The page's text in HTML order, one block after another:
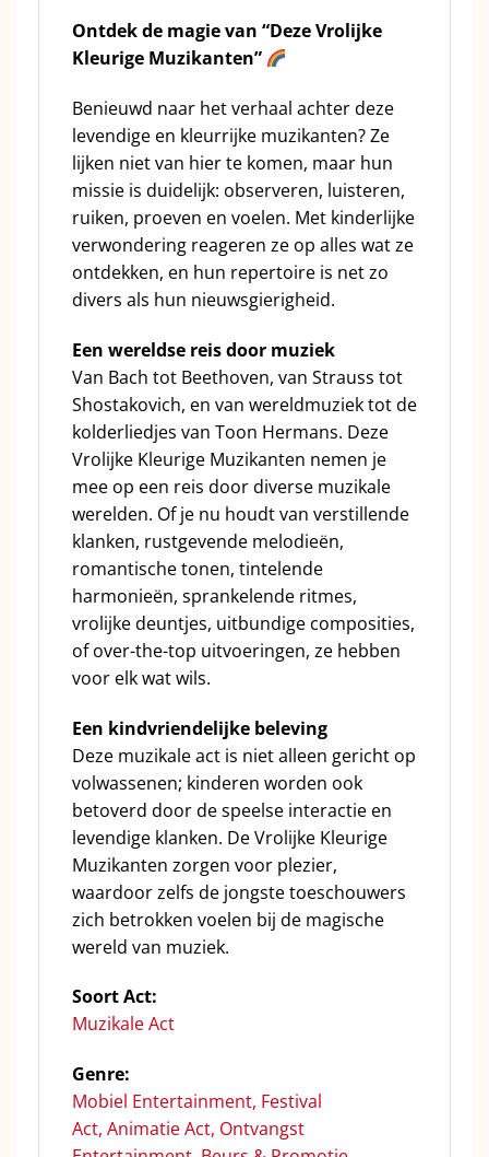
Ontdek de magie van “Deze Vrolijke
Kleurige Muzikanten”
Benieuwd naar het verhaal achter deze
levendige en kleurrijke muzikanten? Ze
lijken niet van hier te komen, maar hun
missie is duidelijk: observeren, luisteren,
ruiken, proeven en voelen. Met kinderlijke
verwondering reageren ze op alles wat ze
ontdekken, en hun repertoire is net zo
divers als hun nieuwsgierigheid.
Een wereldse reis door muziek
Van Bach tot Beethoven, van Strauss tot
Shostakovich, en van wereldmuziek tot de
kolderliedjes van Toon Hermans. Deze
Vrolijke Kleurige Muzikanten nemen je
mee op een reis door diverse muzikale
werelden. Of je nu houdt van verstillende
klanken, rustgevende melodieën,
romantische tonen, tintelende
harmonieën, sprankelende ritmes,
vrolijke deuntjes, uitbundige composities,
of over-the-top uitvoeringen, ze hebben
voor elk wat wils.
Een kindvriendelijke beleving
Deze muzikale act is niet alleen gericht op
volwassenen; kinderen worden ook
betoverd door de speelse interactie en
levendige klanken. De Vrolijke Kleurige
Muzikanten zorgen voor plezier,
waardoor zelfs de jongste toeschouwers
zich betrokken voelen bij de magische
wereld van muziek.
Soort Act:
Muzikale Act
Genre:
Mobiel Entertainment, Festival
Act, Animatie Act, Ontvangst